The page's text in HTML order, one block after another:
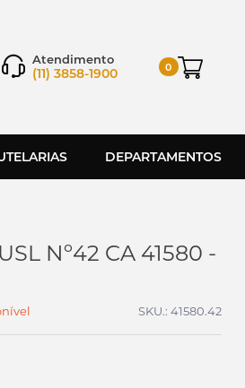
Atendimento
(11) 3858-1900 0
DEPARTAMENTOS
Nº42 CA 41580 -
SKU.: 41580.42